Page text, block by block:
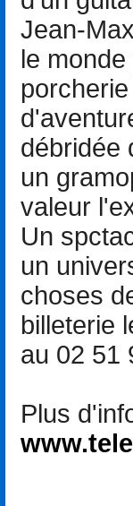
Jean-
le
débridée
un
valeur
Un
un
choses
billeterie
au 02 51
Plus